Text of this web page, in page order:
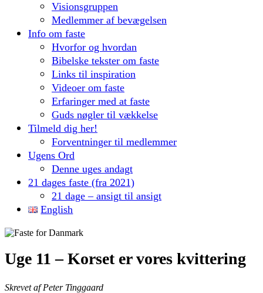
Visionsgruppen
Medlemmer af bevægelsen
Info om faste
Hvorfor og hvordan
Bibelske tekster om faste
Links til inspiration
Videoer om faste
Erfaringer med at faste
Guds nøgler til vækkelse
Tilmeld dig her!
Forventninger til medlemmer
Ugens Ord
Denne uges andagt
21 dages faste (fra 2021)
21 dage – ansigt til ansigt
English
Uge 11 – Korset er vores kvittering
Skrevet af Peter Tinggaard